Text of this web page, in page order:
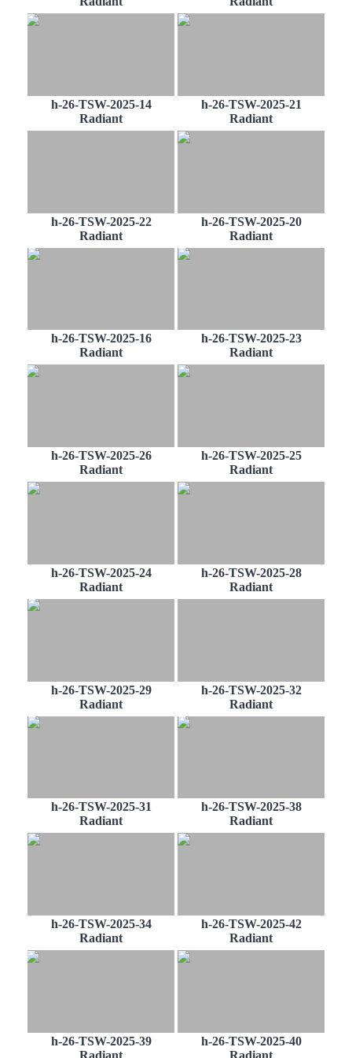
h-26-TSW-2025-14
Radiant
h-26-TSW-2025-21
Radiant
h-26-TSW-2025-22
Radiant
h-26-TSW-2025-20
Radiant
h-26-TSW-2025-16
Radiant
h-26-TSW-2025-23
Radiant
h-26-TSW-2025-26
Radiant
h-26-TSW-2025-25
Radiant
h-26-TSW-2025-24
Radiant
h-26-TSW-2025-28
Radiant
h-26-TSW-2025-29
Radiant
h-26-TSW-2025-32
Radiant
h-26-TSW-2025-31
Radiant
h-26-TSW-2025-38
Radiant
h-26-TSW-2025-34
Radiant
h-26-TSW-2025-42
Radiant
h-26-TSW-2025-39
Radiant
h-26-TSW-2025-40
Radiant